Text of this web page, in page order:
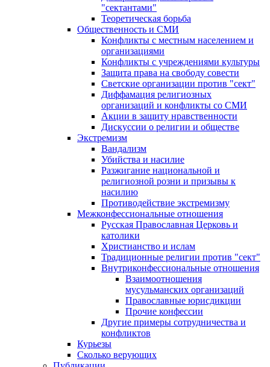
"сектантами"
Теоретическая борьба
Общественность и СМИ
Конфликты с местным населением и
организациями
Конфликты с учреждениями культуры
Защита права на свободу совести
Светские организации против "сект"
Диффамация религиозных
организаций и конфликты со СМИ
Акции в защиту нравственности
Дискуссии о религии и обществе
Экстремизм
Вандализм
Убийства и насилие
Разжигание национальной и
религиозной розни и призывы к
насилию
Противодействие экстремизму
Межконфессиональные отношения
Русская Православная Церковь и
католики
Христианство и ислам
Традиционные религии против "сект"
Внутриконфессиональные отношения
Взаимоотношения
мусульманских организаций
Православные юрисдикции
Прочие конфессии
Другие примеры сотрудничества и
конфликтов
Курьезы
Сколько верующих